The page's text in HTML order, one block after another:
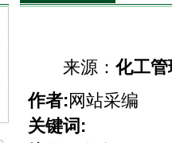
来源： 化工管
作者:网站采编
关键词: